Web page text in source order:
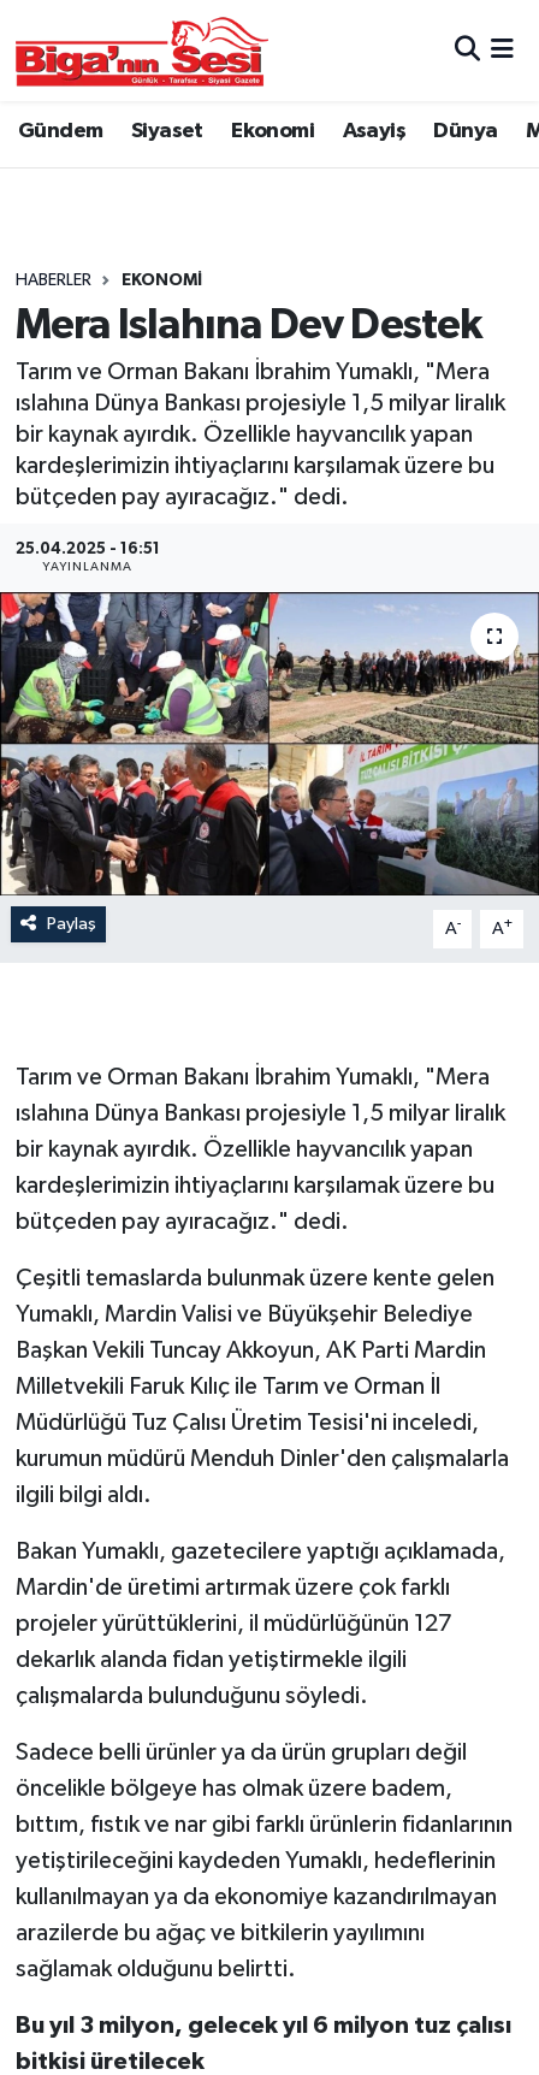
Gündem Siyaset Ekonomi Asayiş Dünya
HABERLER EKONOMI
Mera Islahına Dev Destek
Tarım ve Orman Bakanı İbrahim Yumaklı, "Mera
ıslahına Dünya Bankası projesiyle 1,5 milyar liralık
bir kaynak ayırdık. Özellikle hayvancılık yapan
kardeşlerimizin ihtiyaçlarını karşılamak üzere bu
bütçeden pay ayıracağız." dedi.
25.04.2025 - 16:51
YAYINLANMA
Paylaş A- A+
Tarım ve Orman Bakanı İbrahim Yumaklı, "Mera
ıslahına Dünya Bankası projesiyle 1,5 milyar liralık
bir kaynak ayırdık. Özellikle hayvancılık yapan
kardeşlerimizin ihtiyaçlarını karşılamak üzere bu
bütçeden pay ayıracağız." dedi.
Çeşitli temaslarda bulunmak üzere kente gelen
Yumaklı, Mardin Valisi ve Büyükşehir Belediye
Başkan Vekili Tuncay Akkoyun, AK Parti Mardin
Milletvekili Faruk Kılıç ile Tarım ve Orman İl
Müdürlüğü Tuz Çalısı Üretim Tesisi'ni inceledi,
kurumun müdürü Menduh Dinler'den çalışmalarla
ilgili bilgi aldı.
Bakan Yumaklı, gazetecilere yaptığı açıklamada,
Mardin'de üretimi artırmak üzere çok farklı
projeler yürüttüklerini, il müdürlüğünün 127
dekarlık alanda fidan yetiştirmekle ilgili
çalışmalarda bulunduğunu söyledi.
Sadece belli ürünler ya da ürün grupları değil
öncelikle bölgeye has olmak üzere badem,
bıttım, fıstık ve nar gibi farklı ürünlerin fidanlarının
yetiştirileceğini kaydeden Yumaklı, hedeflerinin
kullanılmayan ya da ekonomiye kazandırılmayan
arazilerde bu ağaç ve bitkilerin yayılımını
sağlamak olduğunu belirtti.
Bu yıl 3 milyon, gelecek yıl 6 milyon tuz çalısı
bitkisi üretilecek
Asayiş
Belediye
Dünya
Eğitim
Ekonomi
Hava Durumu
İlan
Kültür Sanat
Magazin
Otomobil
Sağlık
Spor
Teknoloji
Ulusal
Yaşam
Çanakkale Hava Durumu
Tüm Manşetler
Son Dakika Haberleri
Haber Arşivi